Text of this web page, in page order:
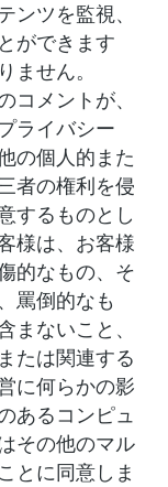
ンツを監視、
ができます
ません。
コメントが、
ライバシー
の個人的また
者の権利を侵
するものとし
様は、お客様
的なもの、そ
罵倒的なも
まないこと、
たは関連する
に何らかの影
あるコンピュ
その他のマル
とに同意しま